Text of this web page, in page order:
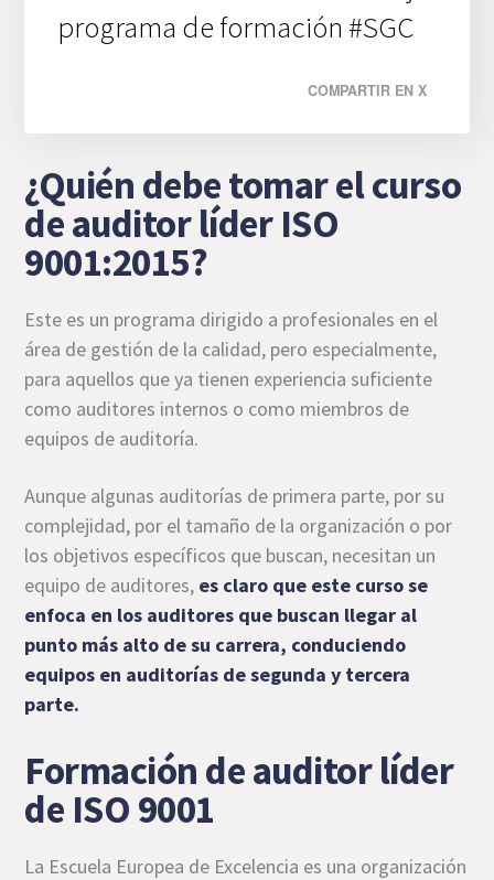
programa de formación #SGC
COMPARTIR EN X
¿Quién debe tomar el curso
de auditor líder ISO
9001:2015?
Este es un programa dirigido a profesionales en el
área de gestión de la calidad, pero especialmente,
para aquellos que ya tienen experiencia suficiente
como auditores internos o como miembros de
equipos de auditoría.
Aunque algunas auditorías de primera parte, por su
complejidad, por el tamaño de la organización o por
los objetivos específicos que buscan, necesitan un
equipo de auditores, es claro que este curso se
enfoca en los auditores que buscan llegar al
punto más alto de su carrera, conduciendo
equipos en auditorías de segunda y tercera
parte.
Formación de auditor líder
de ISO 9001
La Escuela Europea de Excelencia es una organización